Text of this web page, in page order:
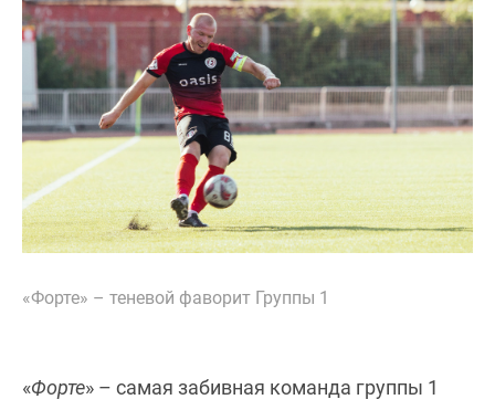
«Форте» – теневой фаворит Группы 1
«Форте» – самая забивная команда группы 1